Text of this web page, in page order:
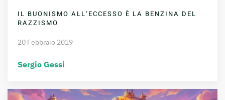
IL BUONISMO ALL’ECCESSO È LA BENZINA DEL
RAZZISMO
20 Febbraio 2019
Sergio Gessi